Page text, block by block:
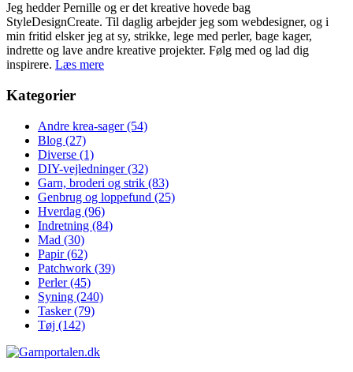
Jeg hedder Pernille og er det kreative hovede bag
StyleDesignCreate. Til daglig arbejder jeg som webdesigner, og i
min fritid elsker jeg at sy, strikke, lege med perler, bage kager,
indrette og lave andre kreative projekter. Følg med og lad dig
inspirere. Læs mere
Kategorier
Andre krea-sager(54)
Blog (27)
Diverse (1)
DIY-vejledninger(32)
Garn, broderi og strik (83)
Genbrug og loppefund (25)
Hverdag (96)
Indretning (84)
Mad (30)
Papir(62)
Patchwork (39)
Perler(45)
Syning (240)
Tasker(79)
Tøj (142)